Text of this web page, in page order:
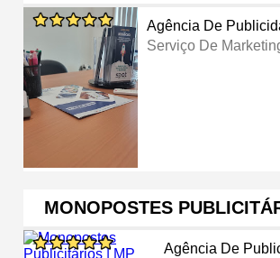
Agência De
Serviço De
MONOPOSTES
Agência De